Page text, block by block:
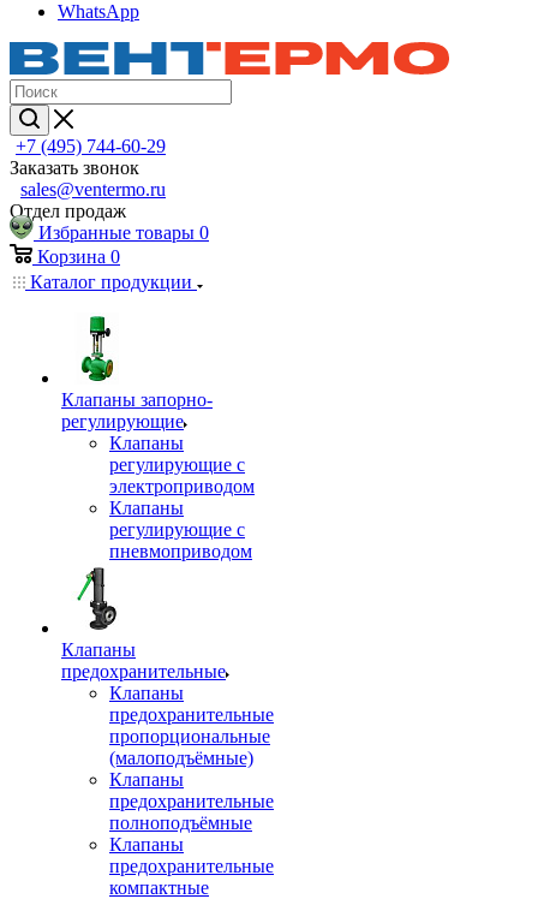
WhatsApp
+7 (495) 744-60-29
Заказать звонок
sales@ventermo.ru
Отдел продаж
Избранные товары 0
Корзина 0
Каталог продукции
Клапаны запорно-
регулирующие
Клапаны
регулирующие с
электроприводом
Клапаны
регулирующие с
пневмоприводом
Клапаны
предохранительные
Клапаны
предохранительные
пропорциональные
(малоподъёмные)
Клапаны
предохранительные
полноподъёмные
Клапаны
предохранительные
компактные